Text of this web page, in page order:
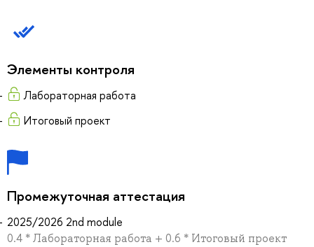
Элементы контроля
Лабораторная работа
Итоговый проект
Промежуточная аттестация
2025/2026 2nd module
0.4 * Лабораторная работа + 0.6 * Итоговый проект